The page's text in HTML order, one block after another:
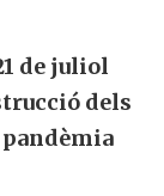
de juliol
dels